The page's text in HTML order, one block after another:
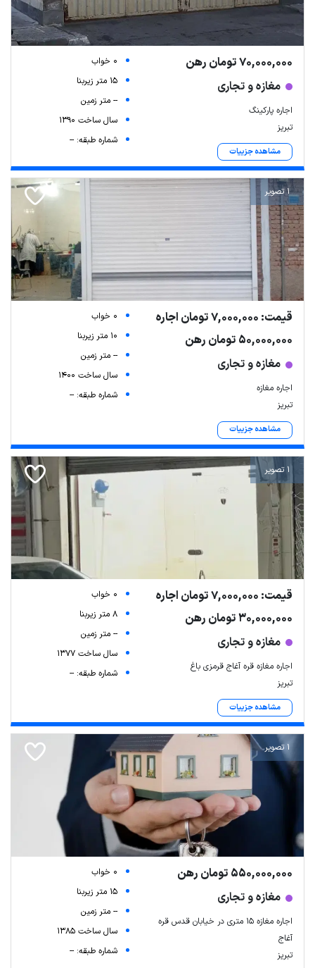
70,000,000 تومان رهن
مغازه و تجاری
اجاره پارکینگ
تبریز
مشاهده جزییات
0 خواب
15 متر زیربنا
-- متر زمین
سال ساخت 1390
شماره طبقه: --
1 تصویر
قیمت: 7,000,000 تومان اجاره
50,000,000 تومان رهن
مغازه و تجاری
اجاره مغازه
تبریز
مشاهده جزییات
0 خواب
10 متر زیربنا
-- متر زمین
سال ساخت 1400
شماره طبقه: --
1 تصویر
قیمت: 7,000,000 تومان اجاره
30,000,000 تومان رهن
مغازه و تجاری
اجاره مغازه قره آغاج قرمزی باغ
تبریز
مشاهده جزییات
0 خواب
8 متر زیربنا
-- متر زمین
سال ساخت 1377
شماره طبقه: --
1 تصویر
550,000,000 تومان رهن
مغازه و تجاری
اجاره مغازه ۱۵ متری در خیابان قدس قره
آغاج
تبریز
0 خواب
15 متر زیربنا
-- متر زمین
سال ساخت 1385
شماره طبقه: --